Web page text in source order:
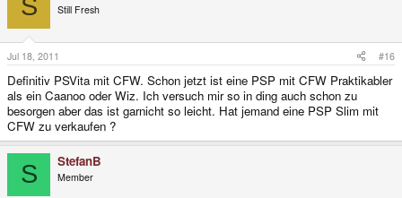
S Still Fresh
Jul 18, 2011 #16
Definitiv PSVita mit CFW. Schon jetzt ist eine PSP mit CFW Praktikabler
als ein Caanoo oder Wiz. Ich versuch mir so in ding auch schon zu
besorgen aber das ist garnicht so leicht. Hat jemand eine PSP Slim mit
CFW zu verkaufen ?
S StefanB
Member